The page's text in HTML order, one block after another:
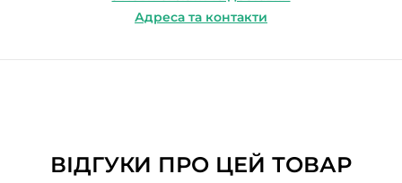
Адреса та контакти
ВІДГУКИ ПРО ЦЕЙ ТОВАР